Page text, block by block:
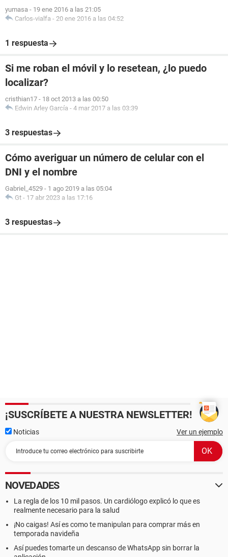
yumasa - 19 ene 2016 a las 21:05
Carlos-vialfa - 20 ene 2016 a las 04:52
1 respuesta
Si me roban el móvil y lo resetean, ¿lo puedo
localizar?
cristhian17 - 18 oct 2013 a las 00:50
Edwin Arley García - 4 mar 2017 a las 03:39
3 respuestas
Cómo averiguar un número de celular con el
DNI y el nombre
Gabriel_4529 - 1 ago 2019 a las 05:04
Gt - 17 abr 2023 a las 17:16
3 respuestas
¡SUSCRÍBETE A NUESTRA NEWSLETTER!
Noticias Ver un ejemplo
NOVEDADES
La regla de los 10 mil pasos. Un cardiólogo explicó lo que es
realmente necesario para la salud
¡No caigas! Así es como te manipulan para comprar más en
temporada navideña
Así puedes tomarte un descanso de WhatsApp sin borrar la